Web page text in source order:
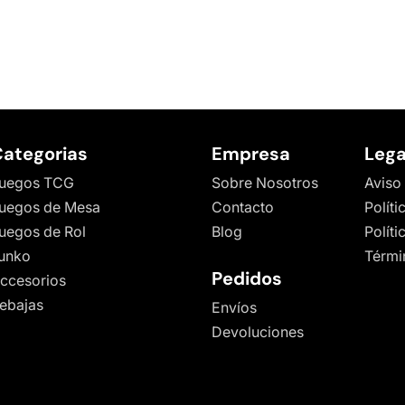
TCG
de Mesa
de Rol
Empresa
Sobre Nosotros
Contacto
Blog
Pedidos
Envíos
Devoluciones
Aviso